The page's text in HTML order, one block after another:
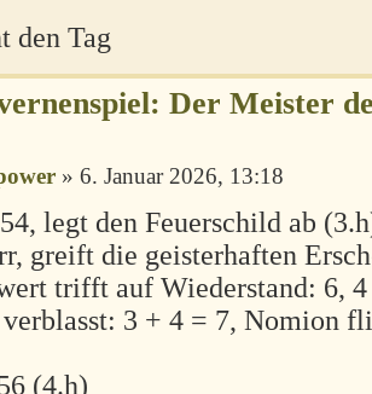
den Tag
Der Meister
» 6. Januar 2026, 13:18
legt den Feuerschild ab
greift die geisterhaften
trifft auf Wiederstand: 6,
3 + 4 = 7, Nomion
(4.h)